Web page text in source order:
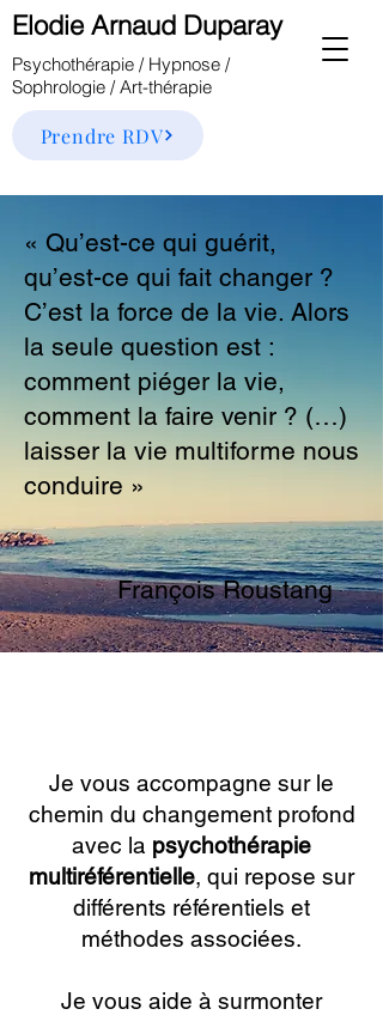
Elodie Arnaud Duparay
Psychothérapie / Hypnose /
Sophrologie / Art-thérapie
Prendre RDV
« Qu’est-ce qui guérit,
qu’est-ce qui fait changer ?
C’est la force de la vie. Alors
la seule question est :
comment piéger la vie,
comment la faire venir ? (…)
laisser la vie multiforme nous
conduire »
François Roustang
Je vous accompagne sur le
chemin du changement profond
avec la psychothérapie
multiréférentielle, qui repose sur
différents référentiels et
méthodes associées.
Je vous aide à surmonter